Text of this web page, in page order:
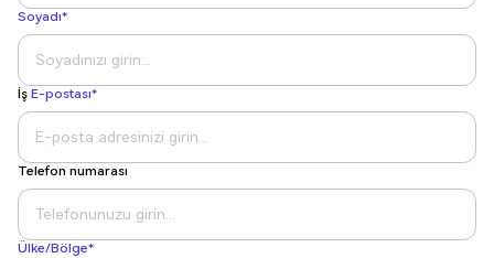
Soyadı*
İş E-postası*
Telefon numarası
Ülke/Bölge*